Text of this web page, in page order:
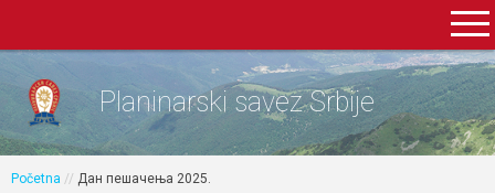
Planinarski savez Srbije
Početna // Дан пешачења 2025.